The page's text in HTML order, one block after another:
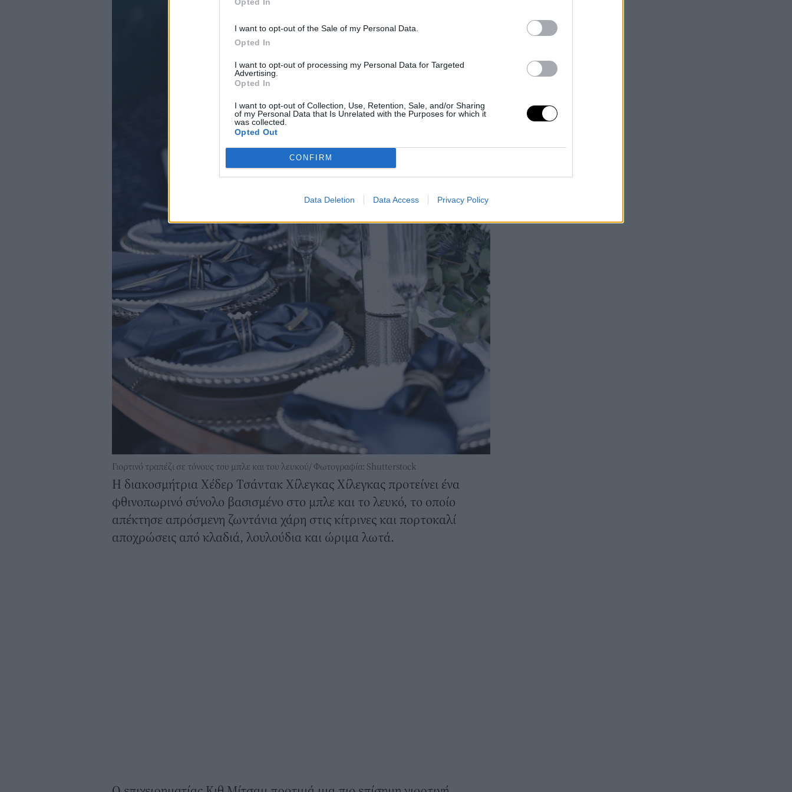
I want to opt-out of the Sale of my Personal Data.
Opted In
I want to opt-out of processing my Personal Data for Targeted
Advertising.
Opted In
I want to opt-out of Collection, Use, Retention, Sale, and/or Sharing
of my Personal Data that Is Unrelated with the Purposes for which it
was collected.
Opted Out
CONFIRM
Data Deletion Data Access Privacy Policy
Γιορτινό τραπέζι σε τόνους του μπλε και του λευκού/ Φωτογραφία: Shutterstock
Η διακοσμήτρια Χέδερ Τσάντακ Χίλεγκας Χίλεγκας προτείνει ένα
φθινοπωρινό σύνολο βασισμένο στο μπλε και το λευκό, το οποίο
απέκτησε απρόσμενη ζωντάνια χάρη στις κίτρινες και πορτοκαλί
αποχρώσεις από κλαδιά, λουλούδια και ώριμα λωτά.